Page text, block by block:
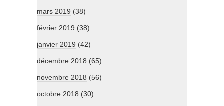
mars 2019 (38)
février 2019 (38)
janvier 2019 (42)
décembre 2018 (65)
novembre 2018 (56)
octobre 2018 (30)